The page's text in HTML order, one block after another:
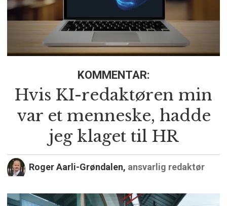
KOMMENTAR:
Hvis KI-redaktøren min
var et menneske, hadde
jeg klaget til HR
Roger Aarli-Grøndalen, ansvarlig redaktør